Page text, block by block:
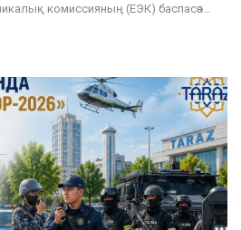
комиссияның (ЕЭК) баспасөз…